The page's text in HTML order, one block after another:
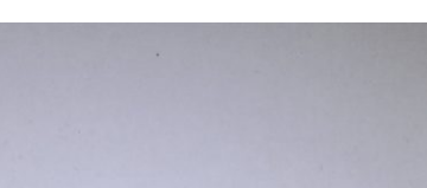
Eibe
18AH